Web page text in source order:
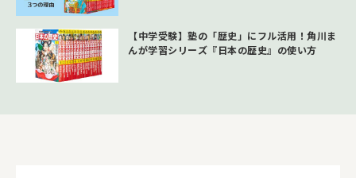
【中学受験】塾の「歴史」にフル活用！角川ま
んが学習シリーズ『日本の歴史』の使い方